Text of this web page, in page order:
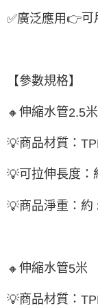
✅廣泛應用 👉可
【參數規格】
🔸 伸縮水管2.5米
💡商品材質：
💡可拉伸長度：
💡商品淨重：約
🔸 伸縮水管5米
💡商品材質：